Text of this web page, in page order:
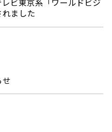
ビ東京系「ワールドビジ
ました